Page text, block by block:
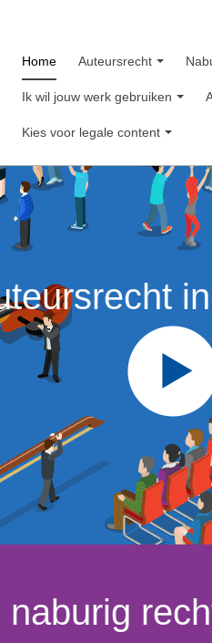
Home Auteursrecht
Ik wil jouw werk gebruiken
Kies voor legale content
naburig